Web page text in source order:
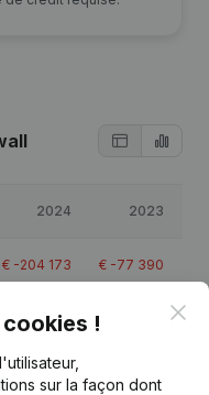
2024 2023
€ -204 173 € -77 390
€-315 524
€144 116
!
sur la façon dont